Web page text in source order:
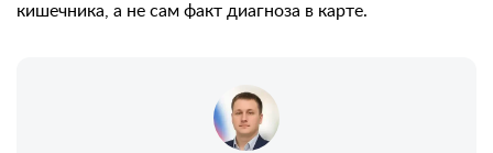
кишечника, а не сам факт диагноза в карте.